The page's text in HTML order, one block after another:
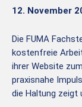
12. November
Die FUMA
kostenfreie
ihrer Website
praxisnahe
die Haltung zeigt